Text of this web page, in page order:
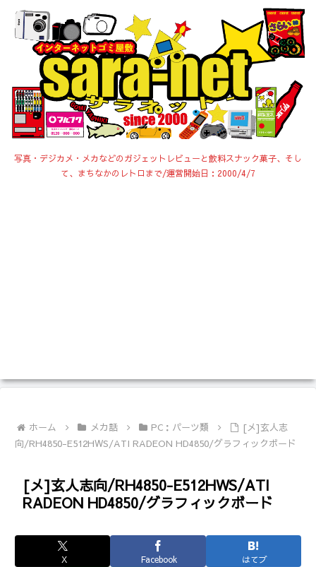
写真・デジカメ・メカなどのガジェットレビューと飲料スナック菓子、そし
て、まちなかのレトロまで/運営開始日：2000/4/7
ホーム メカ話 PC：パーツ類
[メ]玄人志
向/RH4850-E512HWS/ATI RADEON HD4850/グラフィックボード
[メ]玄人志向/RH4850-E512HWS/ATI
RADEON HD4850/グラフィックボード
X Facebook はてブ